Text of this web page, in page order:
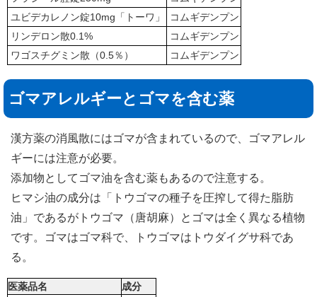
ユビデカレノン錠10mg「トーワ」
コムギデンプン
リンデロン散0.1%
コムギデンプン
ワゴスチグミン散（0.5％）
コムギデンプン
ゴマアレルギーとゴマを含む薬
漢方薬の消風散にはゴマが含まれているので、ゴマアレル
ギーには注意が必要。
添加物としてゴマ油を含む薬もあるので注意する。
ヒマシ油の成分は「トウゴマの種子を圧搾して得た脂肪
油」であるがトウゴマ（唐胡麻）とゴマは全く異なる植物
です。ゴマはゴマ科で、トウゴマはトウダイグサ科であ
る。
医薬品名
成分